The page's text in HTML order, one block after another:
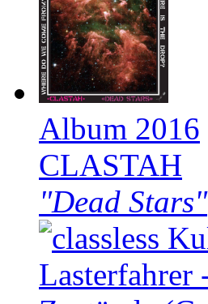
Album 2016
CLASTAH
"Dead Stars"